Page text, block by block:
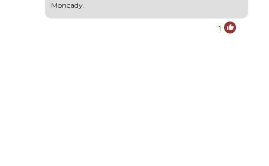
Moncady.
1